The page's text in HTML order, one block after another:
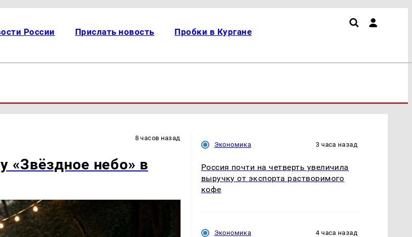
России Прислать новость Пробки в Кургане
8 часов назад
«Звёздное небо» в
Экономика 3 часа назад
Россия почти на четверть увеличила
выручку от экспорта растворимого
кофе
Экономика 4 часа назад